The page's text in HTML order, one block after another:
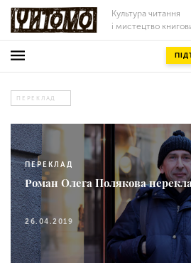
Культура читання
і мистецтво
ПЕРЕКЛАД
ПЕРЕКЛАД
Роман Олега Полякова
26.04.2019